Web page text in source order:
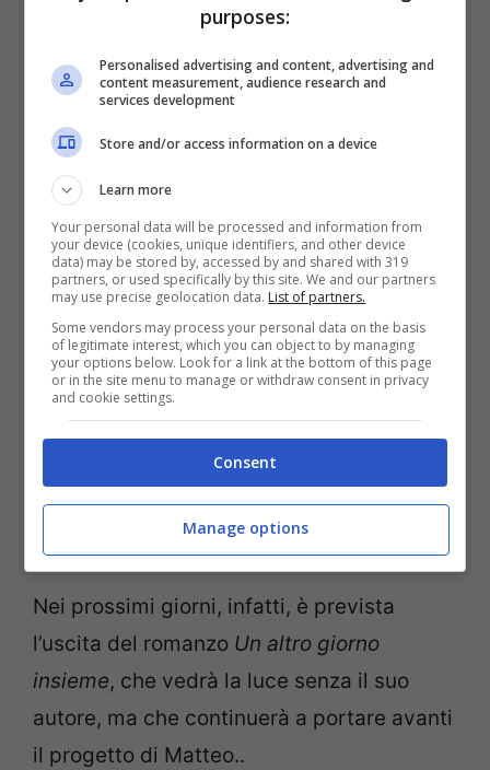
Era questa l’idea di Matteo e lo aveva
scritto anche sulla copertina del libro.
Aveva lanciato la raccolta fondi proprio
#FiabeControilCancro
era in corso la pubblicizzazione del suo
ultimo lavoro letterario.
Nei prossimi giorni, infatti, è prevista
l’uscita del romanzo Un altro giorno
insieme, che vedrà la luce senza il suo
autore, ma che continuerà a portare avanti
il progetto di Matteo..
purposes:
Personalised advertising and content, advertising and
content measurement, audience research and
services development
Store and/or access information on a device
Learn more
Your personal data will be processed and information from
your device (cookies, unique identifiers, and other device
data) may be stored by, accessed by and shared with 319
partners, or used specifically by this site. We and our partners
may use precise geolocation data. List of partners.
Some vendors may process your personal data on the basis
of legitimate interest, which you can object to by managing
your options below. Look for a link at the bottom of this page
or in the site menu to manage or withdraw consent in privacy
and cookie settings.
Consent
Manage options